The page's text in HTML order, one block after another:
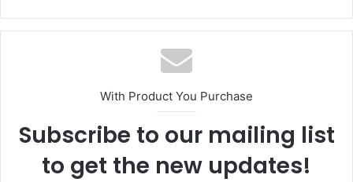
With Product You Purchase
Subscribe to our mailing list
to get the new updates!